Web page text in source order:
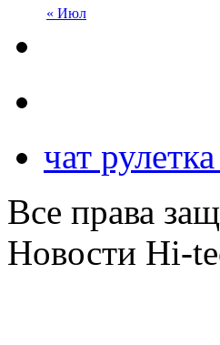
« Июл
чат
Все права
Новости Hi-